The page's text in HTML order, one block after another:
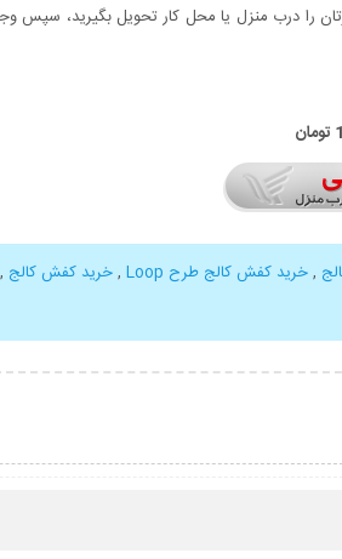
درب منزل یا محل کار تحویل بگیرید، سپس وجه
,خرید کفش کالج طرح Loop ,خرید کفش کالج ,